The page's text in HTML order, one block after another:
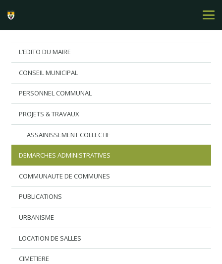
L’EDITO DU MAIRE
CONSEIL MUNICIPAL
PERSONNEL COMMUNAL
PROJETS & TRAVAUX
ASSAINISSEMENT COLLECTIF
DEMARCHES ADMINISTRATIVES
COMMUNAUTE DE COMMUNES
PUBLICATIONS
URBANISME
LOCATION DE SALLES
CIMETIERE